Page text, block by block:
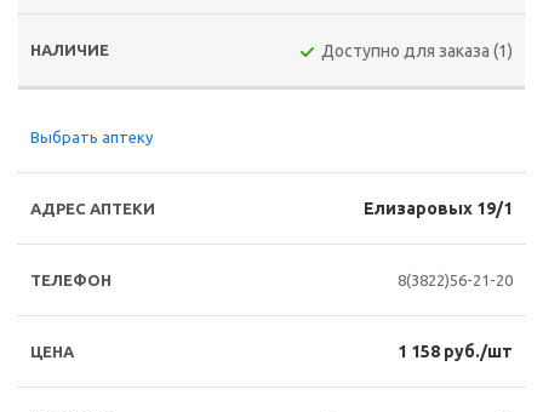
Доступно для заказа (1)
Выбрать аптеку
Елизаровых 19/1
8(3822)56-21-20
1 158 руб./шт